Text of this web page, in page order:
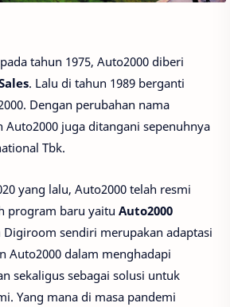
tahun 1975, Auto2000 diberi
. Lalu di tahun 1989 berganti
Dengan perubahan nama
Auto2000 juga ditangani sepenuhnya
Tbk.
yang lalu, Auto2000 telah resmi
program baru yaitu Auto2000
Digiroom sendiri merupakan adaptasi
Auto2000 dalam menghadapi
sekaligus sebagai solusi untuk
Yang mana di masa pandemi